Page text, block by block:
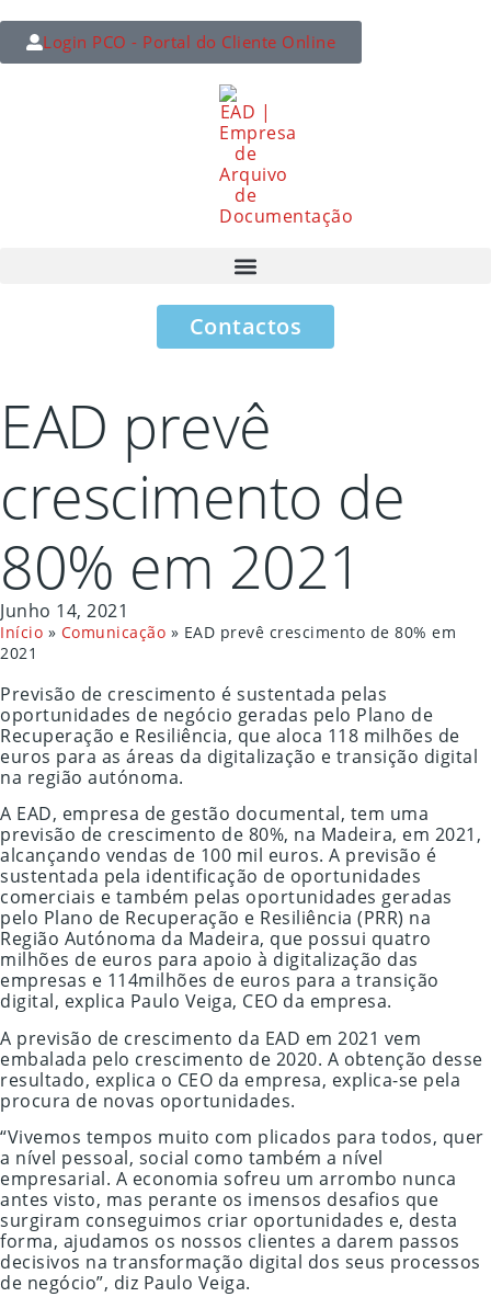
Login PCO - Portal do Cliente Online
Contactos
EAD prevê
crescimento de
80% em 2021
Junho 14, 2021
Início » Comunicação » EAD prevê crescimento de 80% em
2021
Previsão de crescimento é sustentada pelas
oportunidades de negócio geradas pelo Plano de
Recuperação e Resiliência, que aloca 118 milhões de
euros para as áreas da digitalização e transição digital
na região autónoma.
A EAD, empresa de gestão documental, tem uma
previsão de crescimento de 80%, na Madeira, em 2021,
alcançando vendas de 100 mil euros. A previsão é
sustentada pela identificação de oportunidades
comerciais e também pelas oportunidades geradas
pelo Plano de Recuperação e Resiliência (PRR) na
Região Autónoma da Madeira, que possui quatro
milhões de euros para apoio à digitalização das
empresas e 114milhões de euros para a transição
digital, explica Paulo Veiga, CEO da empresa.
A previsão de crescimento da EAD em 2021 vem
embalada pelo crescimento de 2020. A obtenção desse
resultado, explica o CEO da empresa, explica-se pela
procura de novas oportunidades.
“Vivemos tempos muito com plicados para todos, quer
a nível pessoal, social como também a nível
empresarial. A economia sofreu um arrombo nunca
antes visto, mas perante os imensos desafios que
surgiram conseguimos criar oportunidades e, desta
forma, ajudamos os nossos clientes a darem passos
decisivos na transformação digital dos seus processos
de negócio”, diz Paulo Veiga.